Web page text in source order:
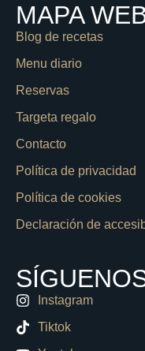
Instagram
Tiktok
MAPA
Blog de recetas
Menu diario
Reservas
Targeta regalo
Contacto
Política de privacidad
Política de cookies
Declaración de